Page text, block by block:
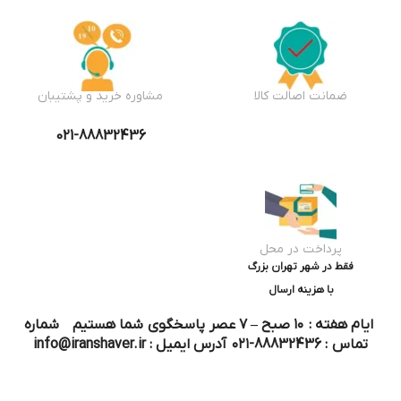
ضمانت اصالت کالا مشاوره خرید و پشتیبان
021-88832436
پرداخت در محل
فقط در شهر تهران بزرگ
با هزینه ارسال
ایام هفته : ۱۰ صبح – ۷ عصر پاسخگوی شما هستیم شماره
تماس : 88832436-۰۲۱ آدرس ایمیل : info@iranshaver.ir